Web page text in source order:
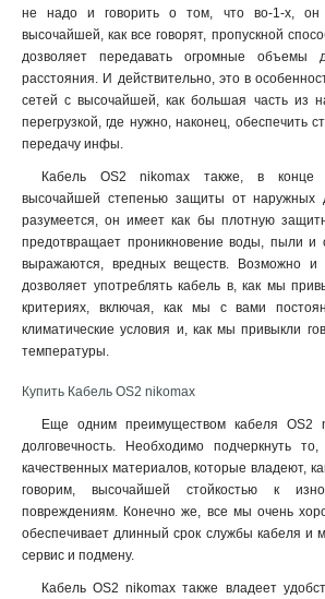
не надо и говорить о том, что во-1-х, он
высочайшей, как все говорят, пропускной
дозволяет передавать огромные объемы
расстояния. И действительно, это в
сетей с высочайшей, как большая часть из
перегрузкой, где нужно, наконец, обеспечить
передачу инфы.
Кабель OS2 nikomax также, в конце
высочайшей степенью защиты от наружных
разумеется, он имеет как бы плотную
предотвращает проникновение воды, пыли и
выражаются, вредных веществ. Возможно и
дозволяет употреблять кабель в, как мы
критериях, включая, как мы с вами
климатические условия и, как мы привыкли
температуры.
Купить Кабель OS2 nikomax
Еще одним преимуществом кабеля OS2
долговечность. Необходимо подчеркнуть
качественных материалов, которые владеют,
говорим, высочайшей стойкостью к
повреждениям. Конечно же, все мы очень
обеспечивает длинный срок службы кабеля и
сервис и подмену.
Кабель OS2 nikomax также владеет